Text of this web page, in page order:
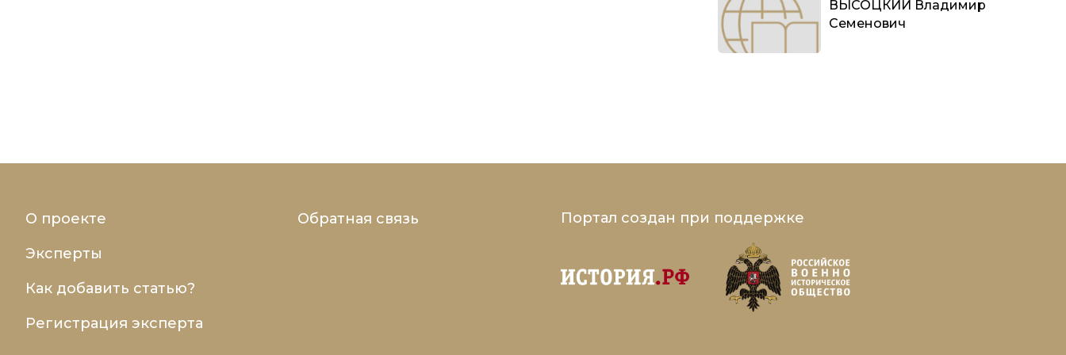
ВЫСОЦКИЙ Владимир
Семенович
О проекте
Эксперты
Как добавить статью?
Регистрация эксперта
Обратная связь Портал создан при поддержке